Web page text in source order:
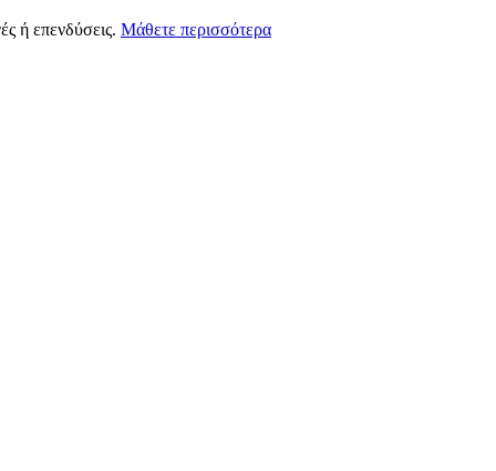
ή επενδύσεις. Μάθετε περισσότερα